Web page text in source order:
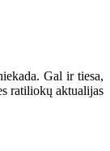
Gal ir tiesa,
ratiliokų aktualijas